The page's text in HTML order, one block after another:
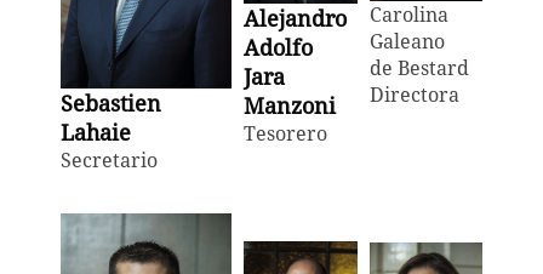
Sebastien
Lahaie
Secretario
Alejandro
Adolfo
Jara
Manzoni
Tesorero
Carolina
Galeano
de Bestard
Directora